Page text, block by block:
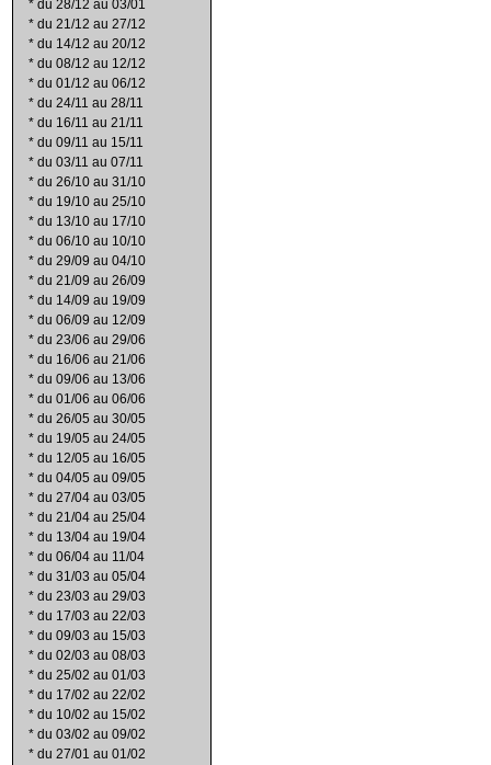
* du 28/12 au 03/01
* du 21/12 au 27/12
* du 14/12 au 20/12
* du 08/12 au 12/12
* du 01/12 au 06/12
* du 24/11 au 28/11
* du 16/11 au 21/11
* du 09/11 au 15/11
* du 03/11 au 07/11
* du 26/10 au 31/10
* du 19/10 au 25/10
* du 13/10 au 17/10
* du 06/10 au 10/10
* du 29/09 au 04/10
* du 21/09 au 26/09
* du 14/09 au 19/09
* du 06/09 au 12/09
* du 23/06 au 29/06
* du 16/06 au 21/06
* du 09/06 au 13/06
* du 01/06 au 06/06
* du 26/05 au 30/05
* du 19/05 au 24/05
* du 12/05 au 16/05
* du 04/05 au 09/05
* du 27/04 au 03/05
* du 21/04 au 25/04
* du 13/04 au 19/04
* du 06/04 au 11/04
* du 31/03 au 05/04
* du 23/03 au 29/03
* du 17/03 au 22/03
* du 09/03 au 15/03
* du 02/03 au 08/03
* du 25/02 au 01/03
* du 17/02 au 22/02
* du 10/02 au 15/02
* du 03/02 au 09/02
* du 27/01 au 01/02